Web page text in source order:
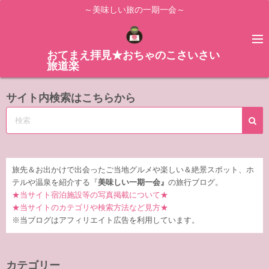
ス
ッ
～美味しい旅の一期一会～
おてまえ拝見★おちゃのこさいさい
旅道楽
サイト内検索はこちらから
旅先＆お出かけで出会ったご当地グルメや楽しい＆絶景スポット、ホ
テルや温泉を紹介する『 美味しい一期一会』 の旅行ブログ。
★当サイト宿泊施設等の写真掲載について★
★当サイトのカテゴリや検索方法など見方★
※当ブログはアフィリエイト広告を利用しています。
カテゴリー